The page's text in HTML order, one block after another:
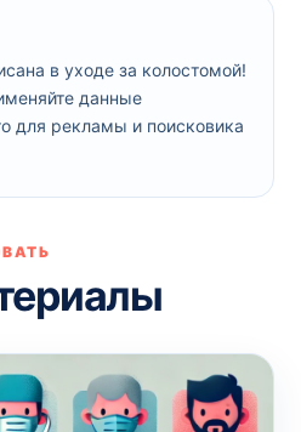
в уходе за колостомой!
данные
для рекламы и поисковика